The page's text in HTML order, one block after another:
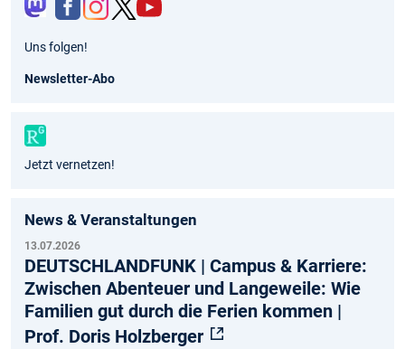
ebo
ok
agr
am
Uns folgen!
Newsletter-Abo
Jetzt vernetzen!
News & Veranstaltungen
13.07.2026
DEUTSCHLANDFUNK | Campus & Karriere:
Zwischen Abenteuer und Langeweile: Wie
Familien gut durch die Ferien kommen |
Prof. Doris Holzberger